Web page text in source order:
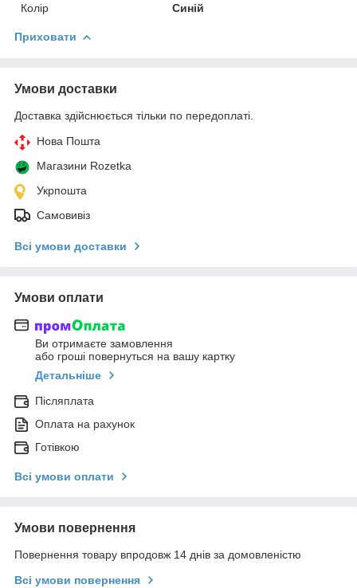
Колір
Синій
Приховати
Умови доставки
Доставка здійснюється тільки по передоплаті.
Нова Пошта
Магазини Rozetka
Укрпошта
Самовивіз
Всі умови доставки
Умови оплати
Ви отримаєте замовлення
або гроші повернуться на вашу картку
Детальніше
Післяплата
Оплата на рахунок
Готівкою
Всі умови оплати
Умови повернення
Повернення товару впродовж 14 днів за домовленістю
Всі умови повернення